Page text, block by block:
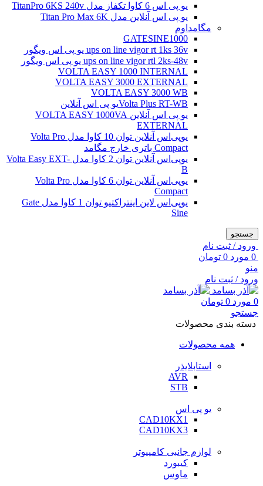
یو پی اس 6 کاوا تکفاز مدل TitanPro 6KS 240v
یو پی اس آنلاین مدل Titan Pro Max 6K
مگامداوم
GATESINE1000
ups on line vigor rt 1ks 36v یو پی اس ویگور
ups on line vigor rtl 2ks-48v یو پی اس ویگور
VOLTA EASY 1000 INTERNAL
VOLTA EASY 3000 EXTERNAL
VOLTA EASY 3000 WB
Volta Plus RT-WBیو پی اس آنلاین
یو پی اس آنلاین VOLTA EASY 1000VA
EXTERNAL
یو‌پی‌اس آنلاین توان 10 کاوا مدل Volta Pro
Compact باتری خارج مگامد
یو‌پی‌اس آنلاین توان 2 کاوا مدل Volta Easy EXT-
B
یو‌پی‌اس آنلاین توان 6 کاوا مدل Volta Pro
Compact
یو‌پی‌اس لاین اینتراکتیو توان 1 کاوا مدل Gate
Sine
جستجو
ورود / ثبت نام
0 مورد 0 تومان
منو
ورود / ثبت نام
0 مورد 0 تومان
جستجو
دسته بندی محصولات
همه محصولات
استابلایذر
AVR
STB
یو پی اس
CAD10KX1
CAD10KX3
لوازم جانبی کامپیوتر
کیبورد
ماوس